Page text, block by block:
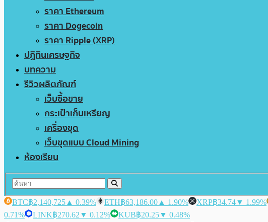
ราคา Ethereum
ราคา Dogecoin
ราคา Ripple (XRP)
ปฏิทินเศรษฐกิจ
บทความ
รีวิวผลิตภัณฑ์
เว็บซื้อขาย
กระเป๋าเก็บเหรียญ
เครื่องขุด
เว็บขุดแบบ Cloud Mining
ห้องเรียน
BTC฿2,140,725 ▲ 0.39% ETH฿63,186.00 ▲ 1.90% XRP฿34.74▼ 1.99%
0.71%
LINK฿270.62 ▼ 0.12% KUB฿20.25▼ 0.48%